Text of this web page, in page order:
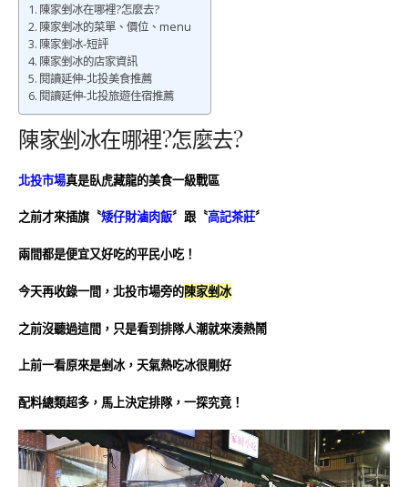
陳家剉冰在哪裡?怎麼去?
陳家剉冰的菜單、價位、menu
陳家剉冰-短評
陳家剉冰的店家資訊
閱讀延伸-北投美食推薦
閱讀延伸-北投旅遊住宿推薦
陳家剉冰在哪裡?怎麼去?
北投市場真是臥虎藏龍的美食一級戰區
之前才來插旗〝矮仔財滷肉飯〞跟〝高記茶莊〞
兩間都是便宜又好吃的平民小吃！
今天再收錄一間， 北投市場旁的陳家剉冰
之前沒聽過這間，只是看到排隊人潮就來湊熱鬧
上前一看原來是剉冰，天氣熱吃冰很剛好
配料總類超多 ，馬上決定排隊，一探究竟！